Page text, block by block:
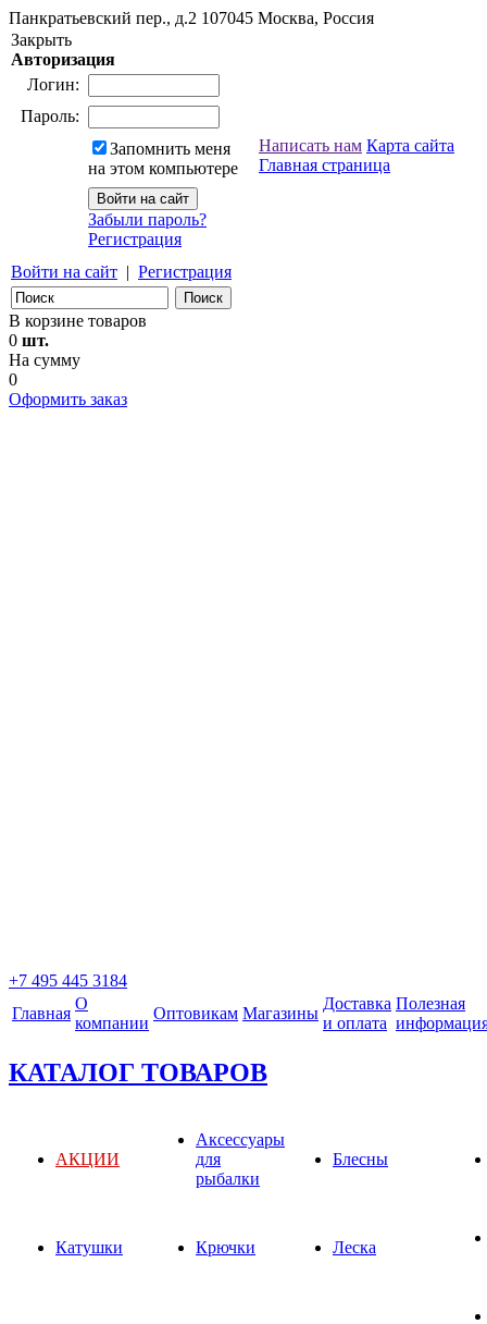
Панкратьевский пер., д.2 107045 Москва, Россия
Закрыть
Авторизация
Логин:
Пароль:
Запомнить меня
на этом компьютере
Забыли пароль?
Регистрация
Войти на сайт | Регистрация
Написать нам Карта сайта
Главная страница
В корзине товаров
0 шт.
На сумму
0
Оформить заказ
+7 495 445 3184
Главная
О
компании
Оптовикам Магазины
Доставка
и оплата
Полезная
КАТАЛОГ ТОВАРОВ
АКЦИИ
Аксессуары
для
рыбалки
Блесны
Катушки Крючки Леска